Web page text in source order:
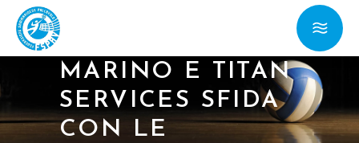
MARINO E TITAN
SERVICES SFIDA
CON LE